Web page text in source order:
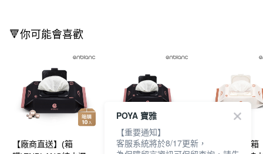
🔻你可能會喜歡
【廠商直送】(箱
【廠商直送】(箱
【廠商直送】(箱
POYA 寶雅
【重要通知】
客服系統將於8/17更新，